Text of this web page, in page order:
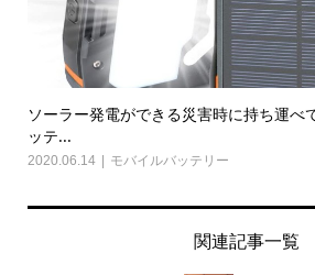
ソーラー発電ができる災害時に持ち運べ
ッテ...
2020.06.14 モバイルバッテリー
関連記事一覧